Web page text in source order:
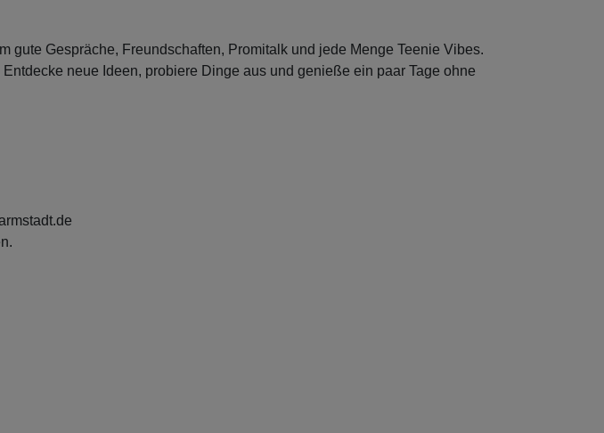
gute Gespräche, Freundschaften, Promitalk und jede Menge Teenie Vibes.
neue Ideen, probiere Dinge aus und genieße ein paar Tage ohne